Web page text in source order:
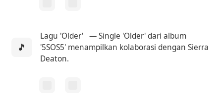
🎵
Lagu 'Older' — Single 'Older' dari album
'5SOS5' menampilkan kolaborasi dengan Sierra
Deaton.